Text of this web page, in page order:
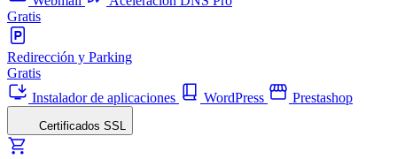
Gratis
Redirección y Parking
Gratis
Instalador de aplicaciones
WordPress Prestashop
Certificados SSL